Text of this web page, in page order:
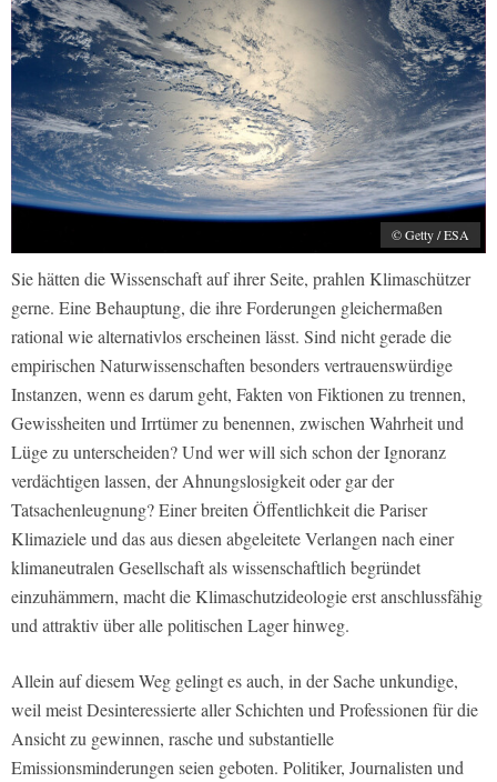
© Getty / ESA
Sie hätten die Wissenschaft auf ihrer Seite, prahlen Klimaschützer
gerne. Eine Behauptung, die ihre Forderungen gleichermaßen
rational wie alternativlos erscheinen lässt. Sind nicht gerade die
empirischen Naturwissenschaften besonders vertrauenswürdige
Instanzen, wenn es darum geht, Fakten von Fiktionen zu trennen,
Gewissheiten und Irrtümer zu benennen, zwischen Wahrheit und
Lüge zu unterscheiden? Und wer will sich schon der Ignoranz
verdächtigen lassen, der Ahnungslosigkeit oder gar der
Tatsachenleugnung? Einer breiten Öffentlichkeit die Pariser
Klimaziele und das aus diesen abgeleitete Verlangen nach einer
klimaneutralen Gesellschaft als wissenschaftlich begründet
einzuhämmern, macht die Klimaschutzideologie erst anschlussfähig
und attraktiv über alle politischen Lager hinweg.
Allein auf diesem Weg gelingt es auch, in der Sache unkundige,
weil meist Desinteressierte aller Schichten und Professionen für die
Ansicht zu gewinnen, rasche und substantielle
Emissionsminderungen seien geboten. Politiker, Journalisten und